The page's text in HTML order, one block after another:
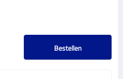
Bestellen